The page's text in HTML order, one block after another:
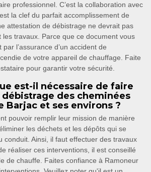
professionnel. C’est la collaboration avec
la clef du parfait accomplissement de
attestation de débistrage ne devrait pas
les travaux. Parce que ce document vous
par l’assurance d’un accident de
de votre appareil de chauffage. Faite
pour garantir votre sécurité.
est-il nécessaire de faire
débistrage des cheminées
Barjac et ses environs ?
pouvoir remplir leur mission de manière
les déchets et les dépôts qui se
conduit. Ainsi, il faut effectuer des travaux
réaliser ces interventions, il est conseillé
de chauffe. Faites confiance à Ramoneur